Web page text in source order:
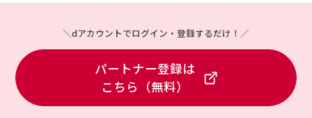
＼dアカウントでログイン・登録するだけ！／
パートナー登録は
こちら（無料）